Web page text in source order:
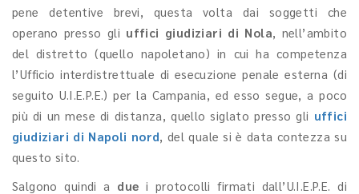
pene detentive brevi, questa volta dai soggetti che
operano presso gli uffici giudiziari di Nola, nell’ambito
del distretto (quello napoletano) in cui ha competenza
l’Ufficio interdistrettuale di esecuzione penale esterna (di
seguito U.I.E.P.E.) per la Campania, ed esso segue, a poco
più di un mese di distanza, quello siglato presso gli uffici
giudiziari di Napoli nord, del quale si è data contezza su
questo sito.
Salgono quindi a due i protocolli firmati dall’U.I.E.P.E. di